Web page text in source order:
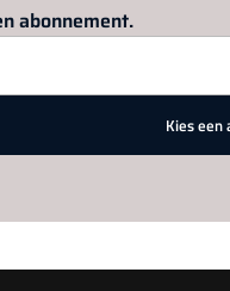
abonnement.
Kies een